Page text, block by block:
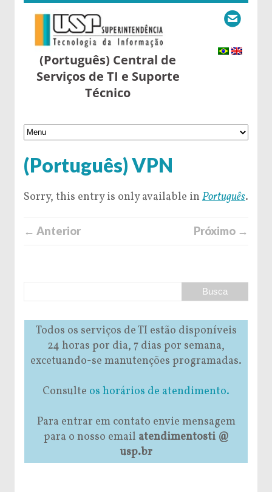
(Português) Central de
Serviços de TI e Suporte
Técnico
(Português) VPN
Sorry, this entry is only available in Português.
← Anterior Próximo →
Todos os serviços de TI estão disponíveis
24 horas por dia, 7 dias por semana,
excetuando-se manutenções programadas.
Consulte os horários de atendimento.
Para entrar em contato envie mensagem
para o nosso email atendimentosti @
usp.br